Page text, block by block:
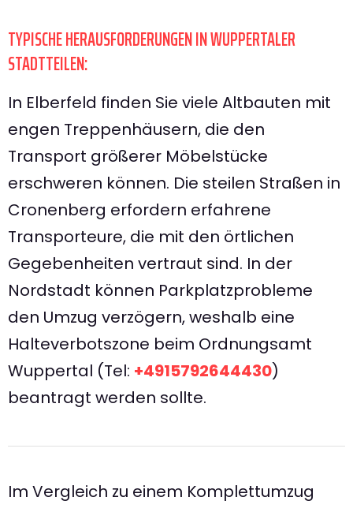
TYPISCHE HERAUSFORDERUNGEN IN WUPPERTALER
STADTTEILEN:
In Elberfeld finden Sie viele Altbauten mit
engen Treppenhäusern, die den
Transport größerer Möbelstücke
erschweren können. Die steilen Straßen in
Cronenberg erfordern erfahrene
Transporteure, die mit den örtlichen
Gegebenheiten vertraut sind. In der
Nordstadt können Parkplatzprobleme
den Umzug verzögern, weshalb eine
Halteverbotszone beim Ordnungsamt
Wuppertal (Tel: +4915792644430)
beantragt werden sollte.
Im Vergleich zu einem Komplettumzug